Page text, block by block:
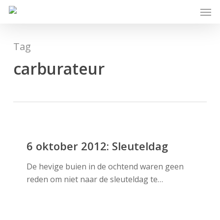
Skip
content
Tag
carburateur
oktober
Sleuteldag
6 oktober 2012: Sleuteldag
De hevige buien in de ochtend waren geen
reden om niet naar de sleuteldag te…